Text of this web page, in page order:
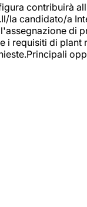
contribuirà
la candidato/a
di
i requisiti di plant